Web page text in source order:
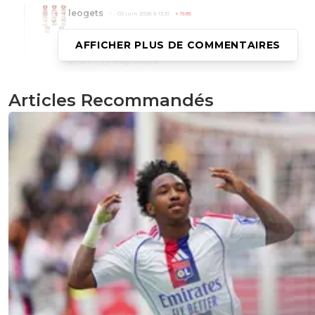
leogets 02 juin 2026 à 13:31 + 1585
0+ Répondre
Bah , visiblement ceux-là ne vous ont pas
aidé … 😂🇧🇷🇵🇹🇫🇷🇺🇦
0 + Répondre
Ouatelse 02 juin 2026 à 17:33 261
Tu dois pas t'en rendre compte, vu que c'est le
même nombre de pts pris vs Paris, que t'as de
neurones entre les 2 oreilles.
0 + Répondre
leogets 03 juin 2026 à 14:03 + 1585
ben tu reflechis pas bcp footix si on a pas les
AFFICHER PLUS DE COMMENTAIRES
Articles Recommandés